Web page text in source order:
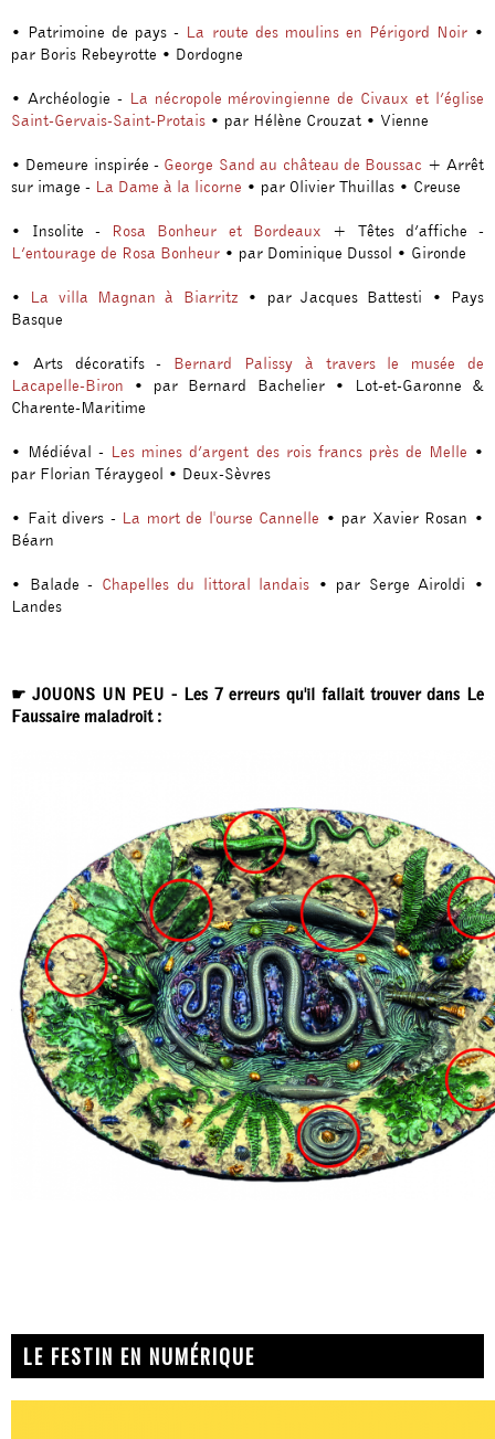
• Patrimoine de pays - La route des moulins en Périgord Noir •
par Boris Rebeyrotte • Dordogne
• Archéologie - La nécropole mérovingienne de Civaux et l’église
Saint-Gervais-Saint-Protais • par Hélène Crouzat • Vienne
• Demeure inspirée - George Sand au château de Boussac + Arrêt
sur image - La Dame à la licorne • par Olivier Thuillas • Creuse
• Insolite - Rosa Bonheur et Bordeaux + Têtes d’affiche -
L’entourage de Rosa Bonheur • par Dominique Dussol • Gironde
• La villa Magnan à Biarritz • par Jacques Battesti • Pays
Basque
• Arts décoratifs - Bernard Palissy à travers le musée de
Lacapelle-Biron
• par Bernard Bachelier • Lot-et-Garonne &
Charente-Maritime
• Médiéval - Les mines d’argent des rois francs près de Melle •
par Florian Téraygeol • Deux-Sèvres
• Fait divers - La mort de l'ourse Cannelle • par Xavier Rosan •
Béarn
• Balade - Chapelles du littoral landais • par Serge Airoldi •
Landes
☛ JOUONS UN PEU - Les 7 erreurs qu'il fallait trouver dans Le
Faussaire maladroit :
LE FESTIN EN NUMÉRIQUE